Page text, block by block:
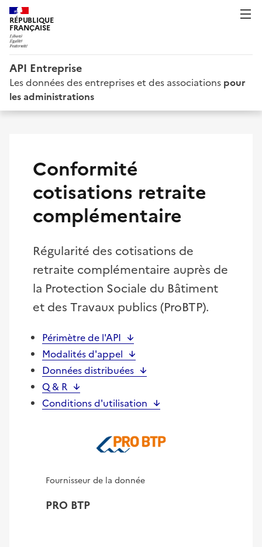
RÉPUBLIQUE
FRANÇAISE
API Entreprise
Les données des entreprises et des associations pour
les administrations
Conformité
cotisations retraite
complémentaire
Régularité des cotisations de
retraite complémentaire auprès de
la Protection Sociale du Bâtiment
et des Travaux publics (ProBTP).
Périmètre de l'API
Modalités d'appel
Données distribuées
Q & R
Conditions d'utilisation
Fournisseur de la donnée
PRO BTP